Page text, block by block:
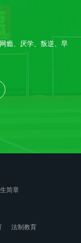
瘾、厌学、叛逆、早
简章
法制教育